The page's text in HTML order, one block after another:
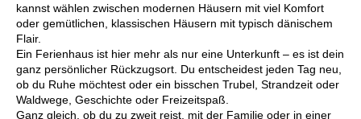
kannst wählen zwischen modernen Häusern mit viel Komfort
oder gemütlichen, klassischen Häusern mit typisch dänischem
Flair.
Ein Ferienhaus ist hier mehr als nur eine Unterkunft – es ist dein
ganz persönlicher Rückzugsort. Du entscheidest jeden Tag neu,
ob du Ruhe möchtest oder ein bisschen Trubel, Strandzeit oder
Waldwege, Geschichte oder Freizeitspaß.
Ganz gleich, ob du zu zweit reist, mit der Familie oder in einer